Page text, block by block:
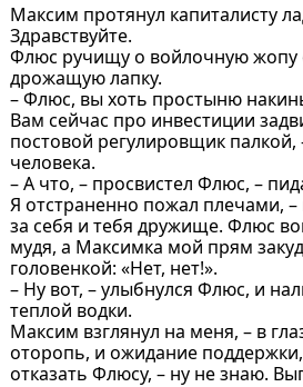
Максим протянул капиталисту
Здравствуйте.
Флюс ручищу о войлочную жопу
дрожащую лапку.
– Флюс, вы хоть простыню
Вам сейчас про инвестиции
постовой регулировщик
человека.
– А что, – просвистел Флюс, –
Я отстраненно пожал плечами,
за себя и тебя дружище. Флюс
мудя, а Максимка мой прям
головенкой: «Нет, нет!».
– Ну вот, – улыбнулся Флюс, и
теплой водки.
Максим взглянул на меня, – в
оторопь, и ожидание
отказать Флюсу, – ну не знаю.